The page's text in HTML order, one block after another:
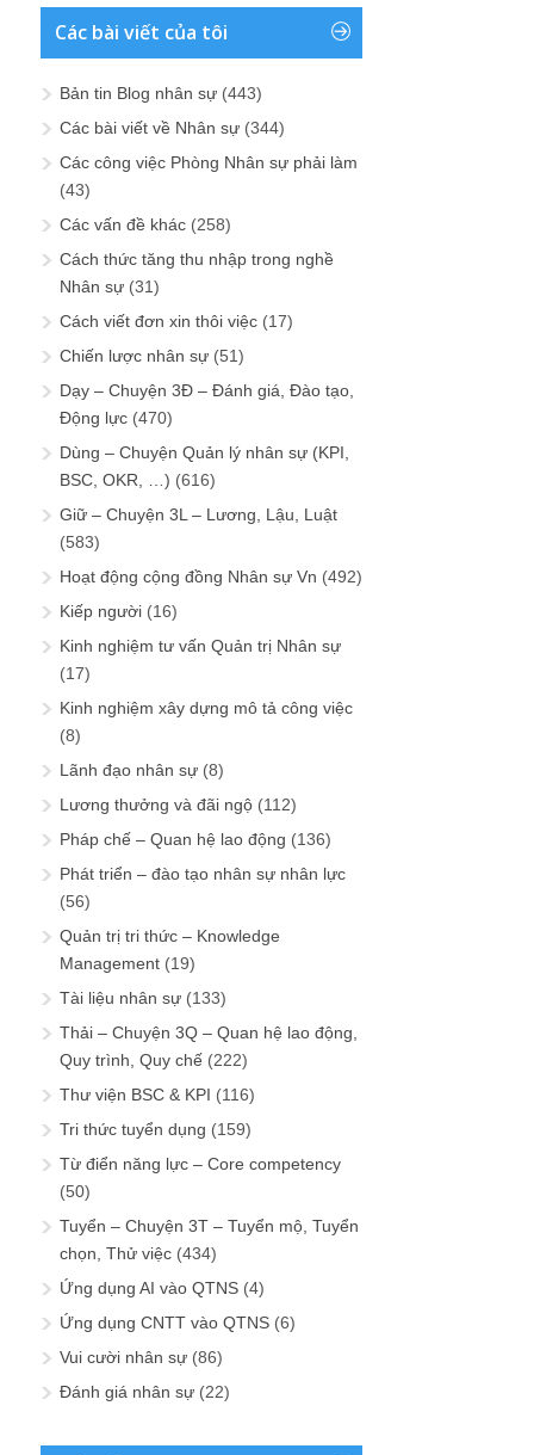
Các bài viết của tôi
Bản tin Blog nhân sự (443)
Các bài viết về Nhân sự (344)
Các công việc Phòng Nhân sự phải làm
(43)
Các vấn đề khác (258)
Cách thức tăng thu nhập trong nghề
Nhân sự (31)
Cách viết đơn xin thôi việc (17)
Chiến lược nhân sự (51)
Dạy – Chuyện 3Đ – Đánh giá, Đào tạo,
Động lực (470)
Dùng – Chuyện Quản lý nhân sự (KPI,
BSC, OKR, …) (616)
Giữ – Chuyện 3L – Lương, Lậu, Luật
(583)
Hoạt động cộng đồng Nhân sự Vn (492)
Kiếp người (16)
Kinh nghiệm tư vấn Quản trị Nhân sự
(17)
Kinh nghiệm xây dựng mô tả công việc
(8)
Lãnh đạo nhân sự (8)
Lương thưởng và đãi ngộ (112)
Pháp chế – Quan hệ lao động (136)
Phát triển – đào tạo nhân sự nhân lực
(56)
Quản trị tri thức – Knowledge
Management (19)
Tài liệu nhân sự (133)
Thải – Chuyện 3Q – Quan hệ lao động,
Quy trình, Quy chế (222)
Thư viện BSC & KPI (116)
Tri thức tuyển dụng (159)
Từ điển năng lực – Core competency
(50)
Tuyển – Chuyện 3T – Tuyển mộ, Tuyển
chọn, Thử việc (434)
Ứng dụng AI vào QTNS (4)
Ứng dụng CNTT vào QTNS (6)
Vui cười nhân sự (86)
Đánh giá nhân sự (22)